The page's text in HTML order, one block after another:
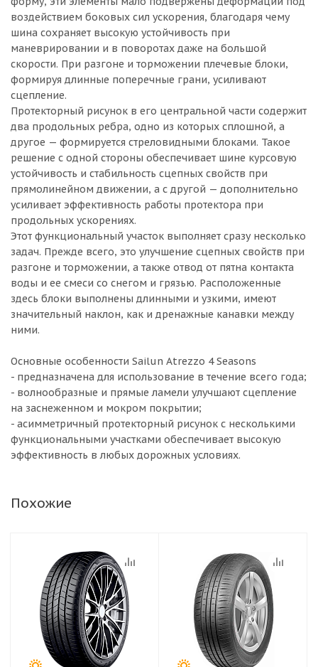
воздействием боковых сил ускорения, благодаря чему
шина сохраняет высокую устойчивость при
маневрировании и в поворотах даже на большой
скорости. При разгоне и торможении плечевые блоки,
формируя длинные поперечные грани, усиливают
сцепление.
Протекторный рисунок в его центральной части содержит
два продольных ребра, одно из которых сплошной, а
другое — формируется стреловидными блоками. Такое
решение с одной стороны обеспечивает шине курсовую
устойчивость и стабильность сцепных свойств при
прямолинейном движении, а с другой — дополнительно
усиливает эффективность работы протектора при
продольных ускорениях.
Этот функциональный участок выполняет сразу несколько
задач. Прежде всего, это улучшение сцепных свойств при
разгоне и торможении, а также отвод от пятна контакта
воды и ее смеси со снегом и грязью. Расположенные
здесь блоки выполнены длинными и узкими, имеют
значительный наклон, как и дренажные канавки между
ними.
Основные особенности Sailun Atrezzo 4 Seasons
- предназначена для использование в течение всего года;
- волнообразные и прямые ламели улучшают сцепление
на заснеженном и мокром покрытии;
- асимметричный протекторный рисунок с несколькими
функциональными участками обеспечивает высокую
эффективность в любых дорожных условиях.
Похожие